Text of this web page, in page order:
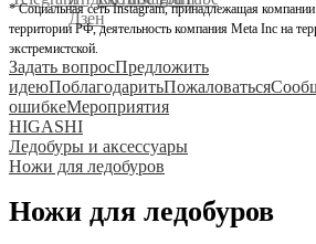
* Социальная сеть Instagram, принадлежащая
территории РФ, деятельность компания Meta Inc на
экстремистской.
Задать вопросПредложить
идеюПоблагодаритьПожаловаться
ошибкеМероприятия
HIGASHI
Ледобуры и аксессуары
Ножи для ледобуров
Ножи для ледобуров